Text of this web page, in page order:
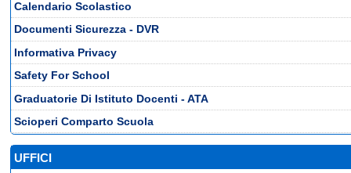
Calendario Scolastico
Documenti Sicurezza - DVR
Informativa Privacy
Safety For School
Graduatorie Di Istituto Docenti - ATA
Scioperi Comparto Scuola
UFFICI